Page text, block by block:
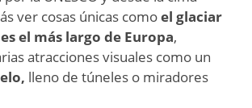
ver cosas únicas comoel glaciar
el más largo de Europa,
atracciones visuales como un
lleno de túneles o miradores